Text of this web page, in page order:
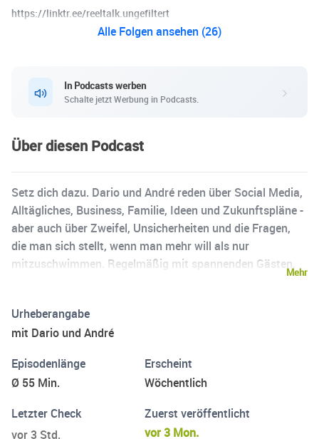
https://linktr.ee/reeltalk.ungefiltert
Alle Folgen ansehen (26)
In Podcasts werben
Schalte jetzt Werbung in Podcasts.
Über diesen Podcast
Setz dich dazu. Dario und André reden über Social Media,
Alltägliches, Business, Familie, Ideen und Zukunftspläne -
aber auch über Zweifel, Unsicherheiten und die Fragen,
die man sich stellt, wenn man mehr will als nur
mitzuschwimmen. Regelmäßig mit spannenden Gästen.
Mehr
Urheberangabe
mit Dario und André
Episodenlänge
Ø 55 Min.
Erscheint
Wöchentlich
Letzter Check
vor 3 Std.
Zuerst veröffentlicht
vor 3 Mon.